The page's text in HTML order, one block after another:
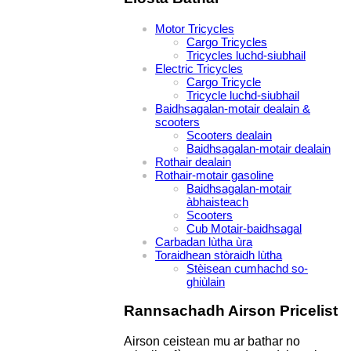
Motor Tricycles
Cargo Tricycles
Tricycles luchd-siubhail
Electric Tricycles
Cargo Tricycle
Tricycle luchd-siubhail
Baidhsagalan-motair dealain &
scooters
Scooters dealain
Baidhsagalan-motair dealain
Rothair dealain
Rothair-motair gasoline
Baidhsagalan-motair
àbhaisteach
Scooters
Cub Motair-baidhsagal
Carbadan lùtha ùra
Toraidhean stòraidh lùtha
Stèisean cumhachd so-
ghiùlain
Rannsachadh Airson Pricelist
Airson ceistean mu ar bathar no